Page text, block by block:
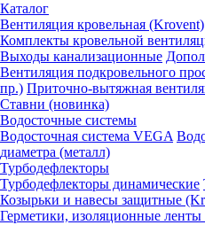
Каталог
Вентиляция кровельная (Krovent)
Комплекты кровельной
Выходы канализационные
Вентиляция подкровельного
пр.) Приточно-вытяжная
Ставни (новинка)
Водосточные системы
Водосточная система VEGA
диаметра (металл)
Турбодефлекторы
Турбодефлекторы динамические
Козырьки и навесы защитные
Герметики, изоляционные